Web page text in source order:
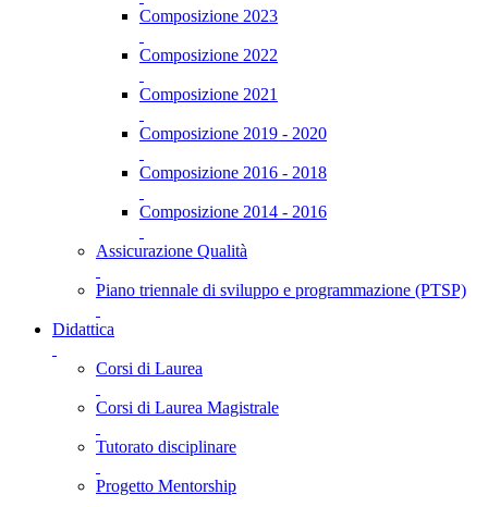
Composizione 2023
Composizione 2022
Composizione 2021
Composizione 2019 - 2020
Composizione 2016 - 2018
Composizione 2014 - 2016
Assicurazione Qualità
Piano triennale di sviluppo e programmazione (PTSP)
Didattica
Corsi di Laurea
Corsi di Laurea Magistrale
Tutorato disciplinare
Progetto Mentorship